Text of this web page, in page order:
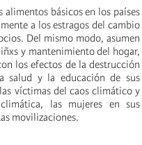
alimentos básicos en los países
a los estragos del cambio
Del mismo modo, asumen
y mantenimiento del hogar,
los efectos de la destrucción
salud y la educación de sus
víctimas del caos climático y
las mujeres en sus
movilizaciones.